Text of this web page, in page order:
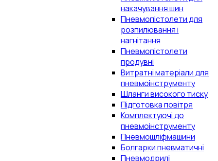
накачування шин
Пневмопістолети для
розпилювання і
нагнітання
Пневмопістолети
продувні
Витратні матеріали для
пневмоінструменту
Шланги високого тиску
Підготовка повітря
Комплектуючі до
пневмоінструменту
Пневмошліфмашини
Болгарки пневматичні
Пневмодрилі